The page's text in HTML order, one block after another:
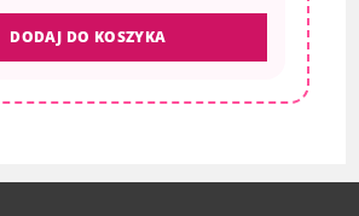
DODAJ DO KOSZYKA